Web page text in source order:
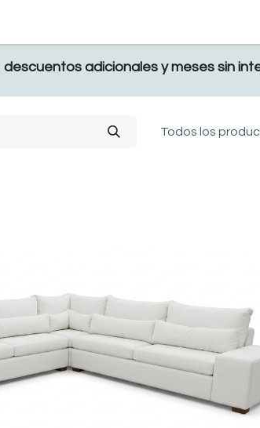
descuentos adicionales y meses sin
Todos los